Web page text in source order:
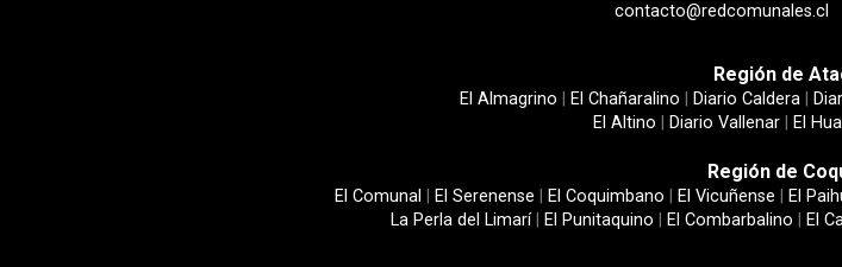
Región de
El Almagrino El Chañaralino Diario Caldera
El Altino
Diario Vallenar El
Región de
El Comunal El Serenense El Coquimbano El Vicuñense El
La Perla del Limarí| El Punitaquino El Combarbalino El